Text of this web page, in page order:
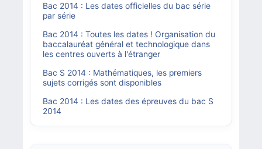
Bac 2014 : Les dates officielles du bac série
par série
Bac 2014 : Toutes les dates ! Organisation du
baccalauréat général et technologique dans
les centres ouverts à l'étranger
Bac S 2014 : Mathématiques, les premiers
sujets corrigés sont disponibles
Bac 2014 : Les dates des épreuves du bac S
2014